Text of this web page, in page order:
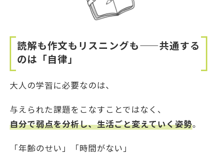
読解も作文もリスニングも——共通する
のは「自律」
大人の学習に必要なのは、
与えられた課題をこなすことではなく、
自分で弱点を分析し、生活ごと変えていく姿勢。
「年齢のせい」「時間がない」